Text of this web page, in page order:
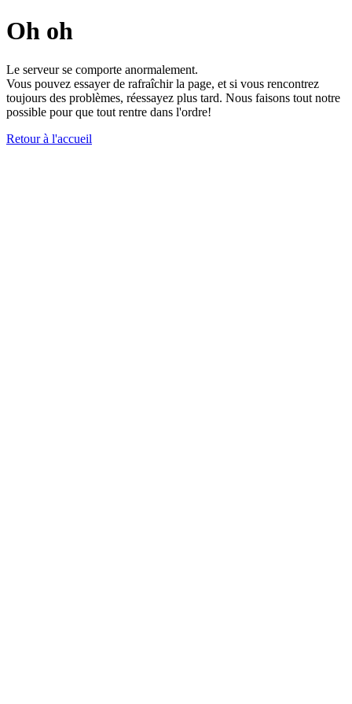
Oh oh
Le serveur se comporte anormalement.
Vous pouvez essayer de rafraîchir la page, et si vous rencontrez
toujours des problèmes, réessayez plus tard. Nous faisons tout notre
possible pour que tout rentre dans l'ordre!
Retour à l'accueil